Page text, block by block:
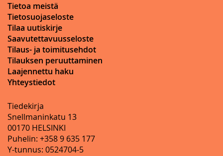
Tietoa meistä
Tietosuojaseloste
Tilaa uutiskirje
Saavutettavuusseloste
Tilaus- ja toimitusehdot
Tilauksen peruuttaminen
Laajennettu haku
Yhteystiedot
Tiedekirja
Snellmaninkatu 13
00170 HELSINKI
Puhelin: +358 9 635 177
Y-tunnus: 0524704-5